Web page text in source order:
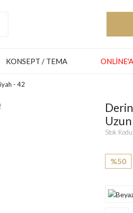
KONSEPT / TEMA
- 42
Stok
%50